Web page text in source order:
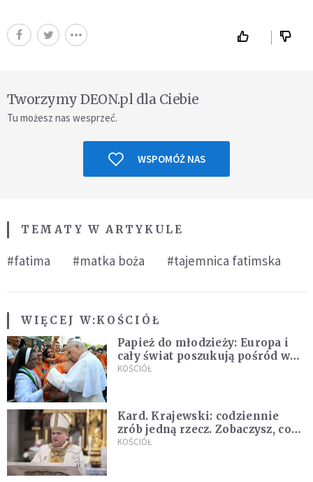
Tworzymy DEON.pl dla Ciebie
Tu możesz nas wesprzeć.
WSPOMÓŻ NAS
TEMATY W ARTYKULE
#fatima #matka boża #tajemnica fatimska
WIĘCEJ W:KOŚCIÓŁ
Papież do młodzieży: Europa i
cały świat poszukują pośród was
nowych świętych
KOŚCIÓŁ
Kard. Krajewski: codziennie
zrób jedną rzecz. Zobaczysz, co
stanie się z twoim życiem
KOŚCIÓŁ